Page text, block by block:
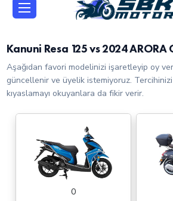
Kanuni Resa 125 vs 2024 ARORA
Aşağıdan favori modelinizi işaretleyip oy
güncellenir ve üyelik istemiyoruz.
kıyaslamayı okuyanlara da fikir verir.
0